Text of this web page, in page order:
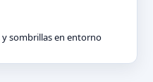
y sombrillas en entorno